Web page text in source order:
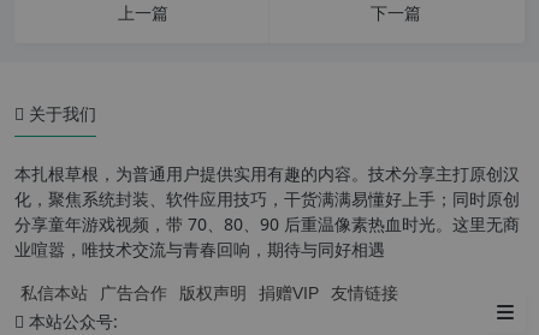
上一篇
下一篇
官网
关于我们
本扎根草根，为普通用户提供实用有趣的内容。技术分享主打原创汉
化，聚焦系统封装、软件应用技巧，干货满满易懂好上手；同时原创
分享童年游戏视频，带 70、80、90 后重温像素热血时光。这里无商
业喧嚣，唯技术交流与青春回响，期待与同好相遇
私信本站 广告合作 版权声明 捐赠VIP 友情链接
本站公众号: